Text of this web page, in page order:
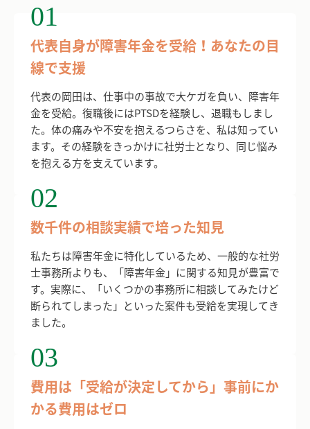
01
代表自身が障害年金を受給！あなたの目
線で支援
代表の岡田は、仕事中の事故で大ケガを負い、障害年
金を受給。復職後にはPTSDを経験し、退職もしまし
た。体の痛みや不安を抱えるつらさを、私は知ってい
ます。その経験をきっかけに社労士となり、同じ悩み
を抱える方を支えています。
02
数千件の相談実績で培った知見
私たちは障害年金に特化しているため、一般的な社労
士事務所よりも、「障害年金」に関する知見が豊富で
す。 実際に、「いくつかの事務所に相談してみたけど
断られてしまった」といった案件も受給を実現してき
ました。
03
費用は「受給が決定してから」事前にか
かる費用はゼロ